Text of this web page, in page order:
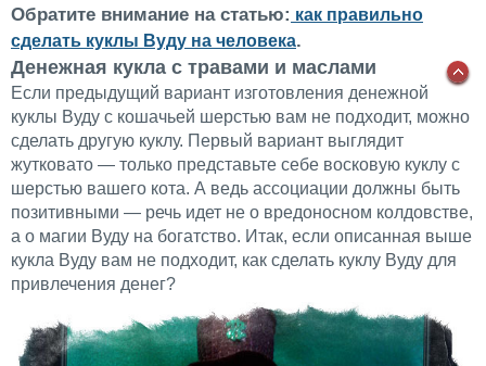
Обратите внимание на статью: как правильно
сделать куклы Вуду на человека.
Денежная кукла с травами и маслами
Если предыдущий вариант изготовления денежной
куклы Вуду с кошачьей шерстью вам не подходит, можно
сделать другую куклу. Первый вариант выглядит
жутковато — только представьте себе восковую куклу с
шерстью вашего кота. А ведь ассоциации должны быть
позитивными — речь идет не о вредоносном колдовстве,
а о магии Вуду на богатство. Итак, если описанная выше
кукла Вуду вам не подходит, как сделать куклу Вуду для
привлечения денег?